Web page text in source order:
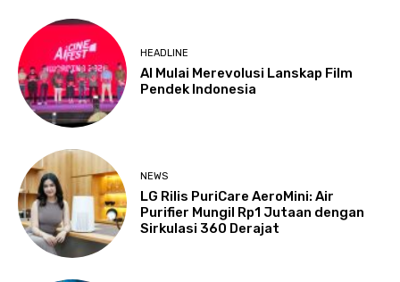
HEADLINE
AI Mulai Merevolusi Lanskap Film
Pendek Indonesia
NEWS
LG Rilis PuriCare AeroMini: Air
Purifier Mungil Rp1 Jutaan dengan
Sirkulasi 360 Derajat